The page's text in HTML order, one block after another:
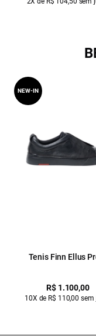
Tenis Finn Ellus
R$ 1.100,00
10X de R$ 110,00
NEW-IN